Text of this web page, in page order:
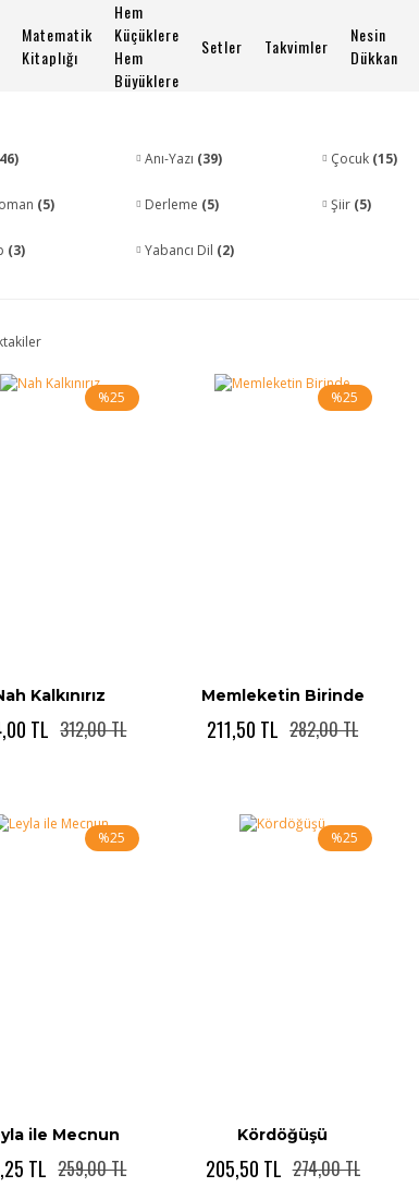
Matematik
Kitaplığı
Hem
Küçüklere
Hem
Büyüklere
Setler Takvimler
Nesin
Dükkan
Anı-Yazı (39) Çocuk (15)
(5) Derleme (5) Şiir (5)
(3) Yabancı Dil (2)
%25
Kalkınırız
TL 312,00 TL
%25
Memleketin Birinde
211,50 TL 282,00 TL
%25
ile Mecnun
TL 259,00 TL
%25
Kördöğüşü
205,50 TL 274,00 TL